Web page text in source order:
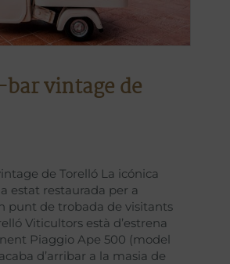
vintage de
de Torelló La icónica
estat restaurada per a
punt de trobada de visitants
Viticultors està d’estrena
Piaggio Ape 500 (model
d’arribar a la masia de